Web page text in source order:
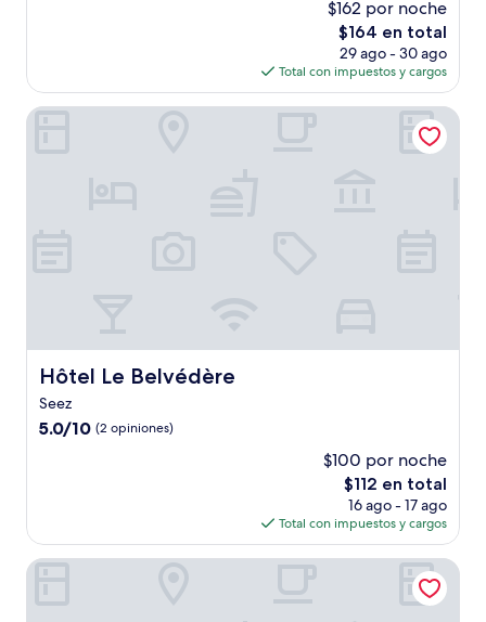
$162 por noche
El
precio
actual
es
de
$164 en total
29 ago - 30 ago
Total con impuestos y cargos
Hôtel Le Belvédère
Hôtel Le Belvédère
Seez
5.0
5.0/10 (2 opiniones)
$100 por noche
El
precio
actual
es
de
$112 en total
16 ago - 17 ago
Total con impuestos y cargos
Hôtel Le Belvédère
Chalet Violettes